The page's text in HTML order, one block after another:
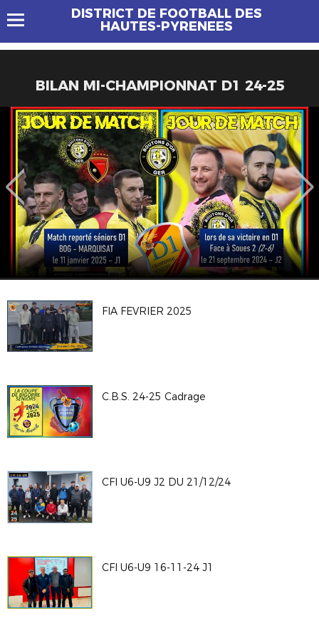
DISTRICT DE FOOTBALL DES
HAUTES-PYRENEES
BILAN MI-CHAMPIONNAT D1 24-25
FIA FEVRIER 2025
C.B.S. 24-25 Cadrage
CFI U6-U9 J2 DU 21/12/24
CFI U6-U9 16-11-24 J1